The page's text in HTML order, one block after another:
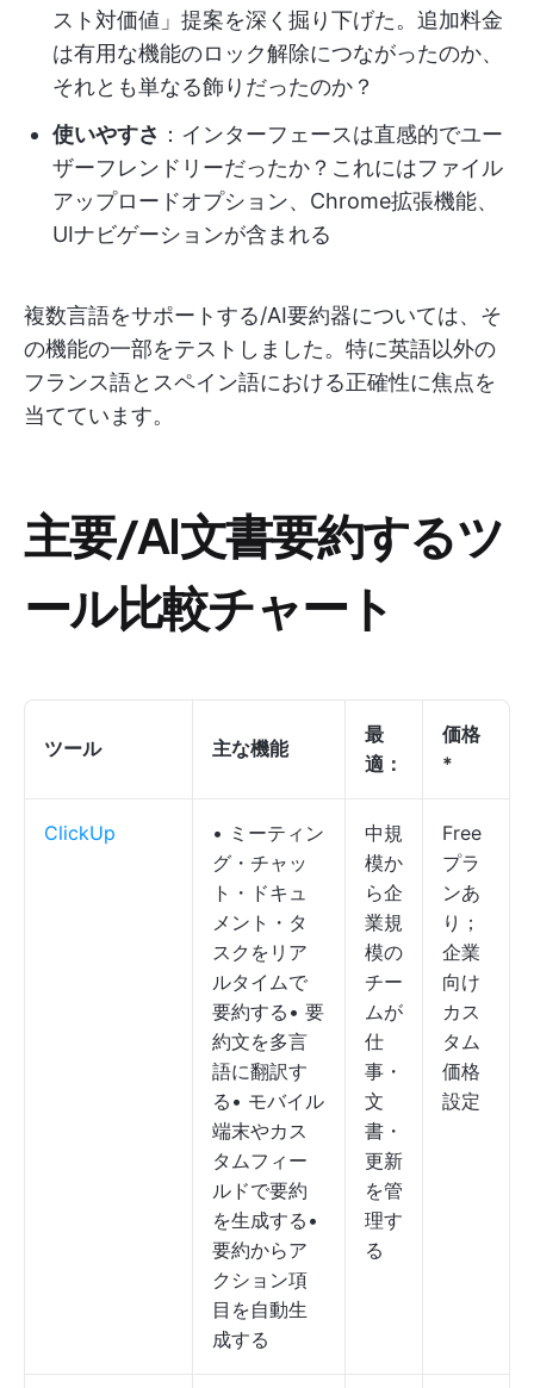
スト対価値」提案を深く掘り下げた。追加料金
は有用な機能のロック解除につながったのか、
それとも単なる飾りだったのか？
使いやすさ ：インターフェースは直感的でユー
ザーフレンドリーだったか？これにはファイル
アップロードオプション、Chrome拡張機能、
UIナビゲーションが含まれる
複数言語をサポートする/AI要約器については、そ
の機能の一部をテストしました。特に英語以外の
フランス語とスペイン語における正確性に焦点を
当てています。
主要/AI文書要約するツ
ール比較チャート
ツール 主な機能
最
適：
価格
*
ClickUp
• ミーティン
グ・チャッ
ト・ドキュ
メント・タ
スクをリア
ルタイムで
要約する• 要
約文を多言
語に翻訳す
る• モバイル
端末やカス
タムフィー
ルドで要約
を生成する•
要約からア
クション項
目を自動生
成する
中規
模か
ら企
業規
模の
チー
ムが
仕
事・
文
書・
更新
を管
理す
る
Free
プラ
ンあ
り；
企業
向け
カス
タム
価格
設定